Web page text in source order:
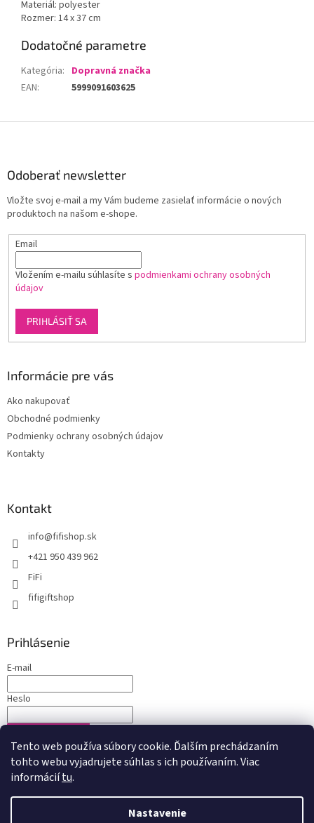
Tento web používa súbory cookie. Ďalším prechádzaním
tohto webu vyjadrujete súhlas s ich používaním. Viac
informáciítu.
Nastavenie
Materiál: polyester
Rozmer: 14 x 37 cm
Dodatočné parametre
Kategória: Dopravná značka
EAN: 5999091603625
Odoberať newsletter
Vložte svoj e-mail a my Vám budeme zasielať informácie o nových
produktoch na našom e-shope.
Email
Vložením e-mailu súhlasíte s podmienkami ochrany osobných
údajov
PRIHLÁSIŤ SA
Informácie pre vás
Ako nakupovať
Obchodné podmienky
Podmienky ochrany osobných údajov
Kontakty
Kontakt
info@fifishop.sk
+421 950 439 962
FiFi
fifigiftshop
Prihlásenie
E-mail
Heslo
Nová registráciaZabudnuté heslo
Vytvoril Shoptet